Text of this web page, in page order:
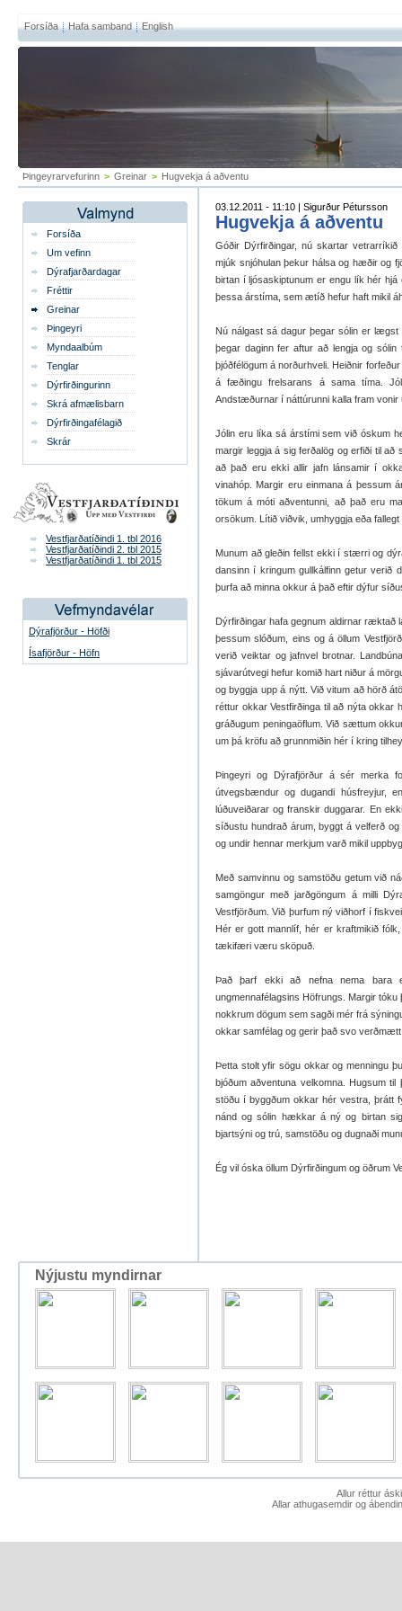
Forsíða Hafa samband English
Þingeyrarvefurinn > Greinar > Hugvekja á aðventu
Forsíða
Um vefinn
Dýrafjarðardagar
Fréttir
Greinar
Þingeyri
Myndaalbúm
Tenglar
Dýrfirðingurinn
Skrá afmælisbarn
Dýrfirðingafélagið
Skrár
Vestfjarðatíðindi 1. tbl 2016
Vestfjarðatíðindi 2. tbl 2015
Vestfjarðatíðindi 1. tbl 2015
Dýrafjörður - Höfði
Ísafjörður - Höfn
03.12.2011 - 11:10 | Sigurður Pétursson
Hugvekja á aðventu
Góðir Dýrfirðingar, nú skartar
mjúk snjóhulan þekur hálsa og hæðir og
birtan í ljósaskiptunum er engu lík hér
þessa árstíma, sem ætíð hefur haft mikil
Nú nálgast sá dagur þegar sólin er lægst
þegar daginn fer aftur að lengja og
þjóðfélögum á norðurhveli. Heiðnir
á fæðingu frelsarans á sama tíma.
Andstæðurnar í náttúrunni kalla fram vonir
Jólin eru líka sá árstími sem við óskum
margir leggja á sig ferðalög og erfiði til
að það eru ekki allir jafn lánsamir í
vinahóp. Margir eru einmana á þessum
tökum á móti aðventunni, að það eru
orsökum. Lítið viðvik, umhyggja eða
Munum að gleðin fellst ekki í stærri og
dansinn í kringum gullkálfinn getur
þurfa að minna okkur á það eftir dýfur
Dýrfirðingar hafa gegnum aldirnar ræktað
þessum slóðum, eins og á öllum
verið veiktar og jafnvel brotnar.
sjávarútvegi hefur komið hart niður á
og byggja upp á nýtt. Við vitum að hörð
réttur okkar Vestfirðinga til að nýta okkar
gráðugum peningaöflum. Við sættum
um þá kröfu að grunnmiðin hér í kring
Þingeyri og Dýrafjörður á sér merka
útvegsbændur og dugandi húsfreyjur,
lúðuveiðarar og franskir duggarar. En
síðustu hundrað árum, byggt á velferð
og undir hennar merkjum varð mikil
Með samvinnu og samstöðu getum við
samgöngur með jarðgöngum á milli
Vestfjörðum. Við þurfum ný viðhorf í
Hér er gott mannlíf, hér er kraftmikið
tækifæri væru sköpuð.
Það þarf ekki að nefna nema bara
ungmennafélagsins Höfrungs. Margir
nokkrum dögum sem sagði mér frá
okkar samfélag og gerir það svo
Þetta stolt yfir sögu okkar og menningu
bjóðum aðventuna velkomna. Hugsum
stöðu í byggðum okkar hér vestra, þrátt
nánd og sólin hækkar á ný og birtan
bjartsýni og trú, samstöðu og dugnaði
Ég vil óska öllum Dýrfirðingum og öðrum
Nýjustu myndirnar
Allur réttur
Allar athugasemdir og